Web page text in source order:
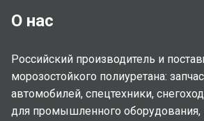
О нас
Российский производитель и
морозостойкого полиуретана:
автомобилей, спецтехники,
для промышленного